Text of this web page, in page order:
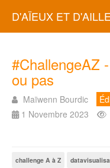
D'AÏEUX ET
#ChallengeAZ
ou pas
Maïwenn Bourdic
1 Novembre 2023
challenge A à Z